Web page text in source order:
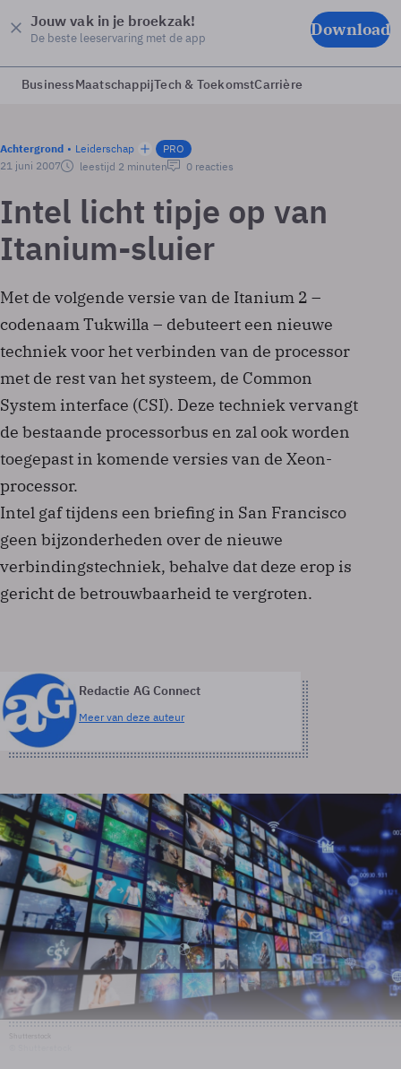
Jouw vak in je broekzak!
De beste leeservaring met de app Download
BusinessMaatschappijTech & ToekomstCarrière
Achtergrond Leiderschap
PRO
21 juni 2007
leestijd 2 minuten 0 reacties
Intel licht tipje op van
Itanium-sluier
Met de volgende versie van de Itanium 2 –
codenaam Tukwilla – debuteert een nieuwe
techniek voor het verbinden van de processor
met de rest van het systeem, de Common
System interface (CSI). Deze techniek vervangt
de bestaande processorbus en zal ook worden
toegepast in komende versies van de Xeon-
processor.
Intel gaf tijdens een briefing in San Francisco
geen bijzonderheden over de nieuwe
verbindingstechniek, behalve dat deze erop is
gericht de betrouwbaarheid te vergroten.
Redactie AG Connect
Meer van deze auteur